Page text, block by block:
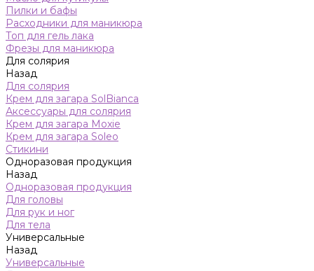
Пилки и бафы
Расходники для маникюра
Топ для гель лака
Фрезы для маникюра
Для солярия
Назад
Для солярия
Крем для загара SolBianca
Аксессуары для солярия
Крем для загара Moxie
Крем для загара Soleo
Стикини
Одноразовая продукция
Назад
Одноразовая продукция
Для головы
Для рук и ног
Для тела
Универсальные
Назад
Универсальные